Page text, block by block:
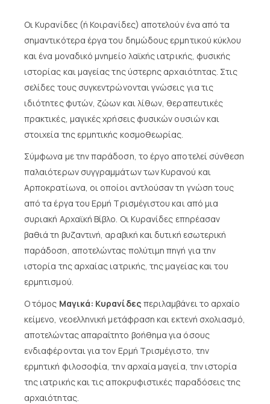
Οι Κυρανίδες (ή Κοιρανίδες) αποτελούν ένα από τα
σημαντικότερα έργα του δημώδους ερμητικού κύκλου
και ένα μοναδικό μνημείο λαϊκής ιατρικής, φυσικής
ιστορίας και μαγείας της ύστερης αρχαιότητας. Στις
σελίδες τους συγκεντρώνονται γνώσεις για τις
ιδιότητες φυτών, ζώων και λίθων, θεραπευτικές
πρακτικές, μαγικές χρήσεις φυσικών ουσιών και
στοιχεία της ερμητικής κοσμοθεωρίας.
Σύμφωνα με την παράδοση, το έργο αποτελεί σύνθεση
παλαιότερων συγγραμμάτων των Κυρανού και
Αρποκρατίωνα, οι οποίοι αντλούσαν τη γνώση τους
από τα έργα του Ερμή Τρισμέγιστου και από μια
συριακή Αρχαϊκή Βίβλο. Οι Κυρανίδες επηρέασαν
βαθιά τη βυζαντινή, αραβική και δυτική εσωτερική
παράδοση, αποτελώντας πολύτιμη πηγή για την
ιστορία της αρχαίας ιατρικής, της μαγείας και του
ερμητισμού.
Ο τόμος Μαγικά: Κυρανίδες περιλαμβάνει το αρχαίο
κείμενο, νεοελληνική μετάφραση και εκτενή σχολιασμό,
αποτελώντας απαραίτητο βοήθημα για όσους
ενδιαφέρονται για τον Ερμή Τρισμέγιστο, την
ερμητική φιλοσοφία, την αρχαία μαγεία, την ιστορία
της ιατρικής και τις αποκρυφιστικές παραδόσεις της
αρχαιότητας.